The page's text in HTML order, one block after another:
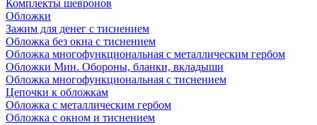
Комплекты шевронов
Обложки
Зажим для денег с тиснением
Обложка без окна с тиснением
Обложка многофункциональная с металлическим гербом
Обложки Мин. Обороны, бланки, вкладыши
Обложка многофункциональная с тиснением
Цепочки к обложкам
Обложка с металлическим гербом
Обложка с окном и тиснением